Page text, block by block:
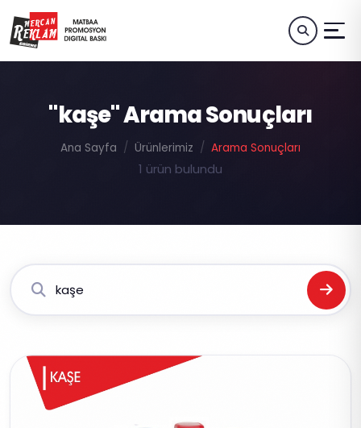
"kaşe" Arama Sonuçları
Ana Sayfa Ürünlerimiz Arama Sonuçları
1 ürün bulundu